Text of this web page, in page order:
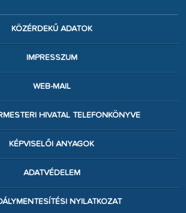
KÖZÉRDEKŰ ADATOK
IMPRESSZUM
WEB-MAIL
HIVATAL TELEFONKÖNYVE
KÉPVISELŐI ANYAGOK
ADATVÉDELEM
NYILATKOZAT